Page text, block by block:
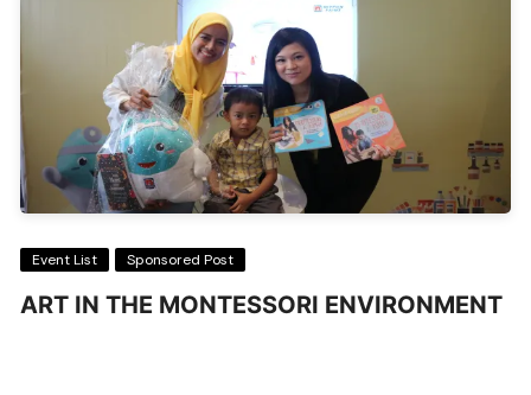
Event List Sponsored Post
ART IN THE MONTESSORI ENVIRONMENT